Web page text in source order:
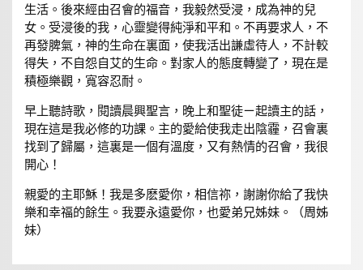
生活。後來經由召會的福音，我毅然受浸，成為神的兒
女。受浸後的我，心靈變得純淨和平和。不再要求人，不
再發脾氣，神的生命在裏面，使我活出謙虛待人，不計較
得失，不自怨自艾的生命。對家人的態度轉變了，現在是
積極樂觀，寬容忍耐。
早上聽詩歌，閱讀晨興聖言，晚上和聖徒ㄧ起讀主的話，
現在這是我必修的功課。主的愛給使我走出陰霾，召會裏
找到了歸屬，這裏是一個有溫度，又有熱情的召會，我很
開心！
親愛的主耶穌！我是多麽愛你，相信祢，謝謝你給了我快
樂和幸福的餘生。我要永遠愛你，也愛弟兄姊妹。（周姊
妹）